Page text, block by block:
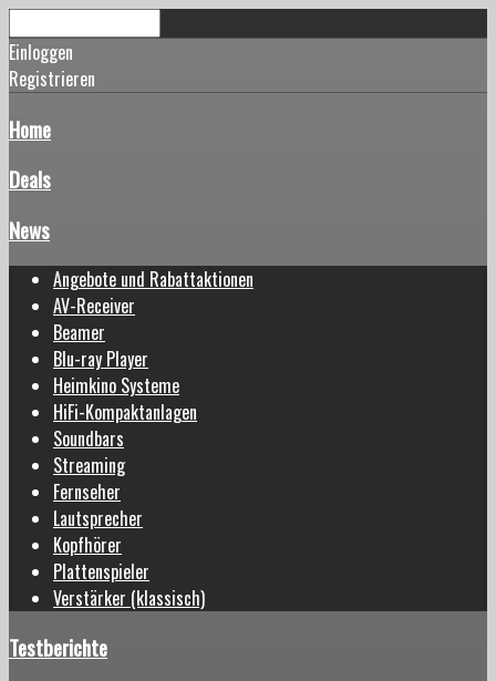
Einloggen
Registrieren
Home
Deals
News
Angebote und Rabattaktionen
AV-Receiver
Beamer
Blu-ray Player
Heimkino Systeme
HiFi-Kompaktanlagen
Soundbars
Streaming
Fernseher
Lautsprecher
Kopfhörer
Plattenspieler
Verstärker (klassisch)
Testberichte